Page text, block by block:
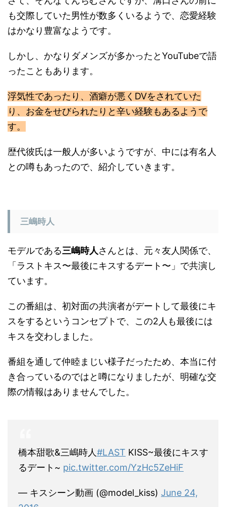
も交際していた男性が数多くいるようで、恋愛経験
はかなり豊富なようです。
しかし、かなりダメンズが多かったとYouTubeで語
ったこともあります。
浮気性であったり、酒癖が悪くDVをされていた
り、お金をせびられたりと辛い経験もあるようで
す。
歴代彼氏は一般人が多いようですが、中には有名人
との噂もあったので、紹介していきます。
三嶋時人
モデルである三嶋時人さんとは、元々友人関係で、
「ラストキス〜最後にキスするデート〜」で共演し
ています。
この番組は、初対面の共演者がデートして最後にキ
スをするというコンセプトで、この2人も最後には
キスを交わしました。
番組を通して仲睦まじい様子だったため、本当に付
き合っているのではと噂になりましたが、明確な交
際の情報はありませんでした。
るデート~pic.twitter.com/YzHc5ZeHiF
2016